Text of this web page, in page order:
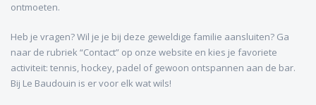
ontmoeten.
Heb je vragen? Wil je je bij deze geweldige familie aansluiten? Ga
naar de rubriek “Contact” op onze website en kies je favoriete
activiteit: tennis, hockey, padel of gewoon ontspannen aan de bar.
Bij Le Baudouin is er voor elk wat wils!